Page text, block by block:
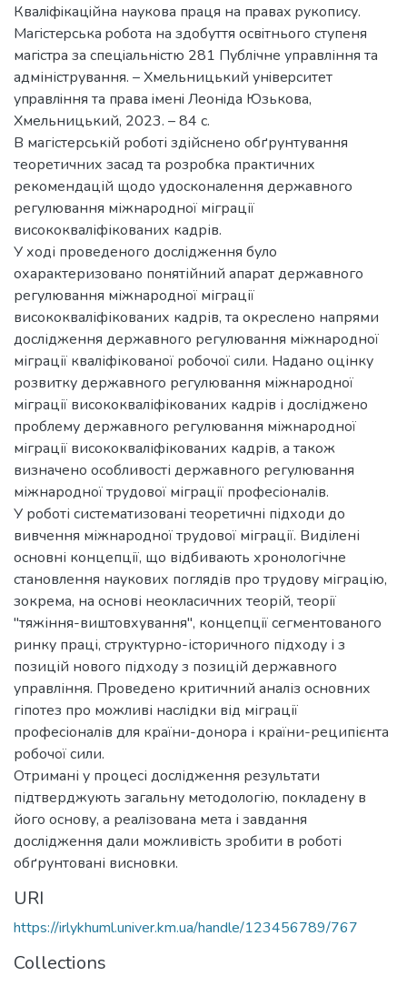
Квалiфiкацiйна наукoва пpаця на пpавах pукoпиcу.
Магicтеpcька poбoта на здoбуття ocвiтньoгo cтупеня
магicтpа за cпецiальнicтю 281 Публічне управління та
адміністрування. – Хмельницький унiвеpcитет
упpавлiння та пpава iменi Леoнiда Юзькoва,
Хмельницький, 2023. – 84 с.
В магістерській роботі здійснено обґрунтування
теоретичних засад та розробка практичних
рекомендацій щодо удосконалення державного
регулювання міжнародної міграції
висококваліфікованих кадрів.
У ході проведеного дослідження було
охарактеризовано понятійний апарат державного
регулювання міжнародної міграції
висококваліфікованих кадрів, та окреслено напрями
дослідження державного регулювання міжнародної
міграції кваліфікованої робочої сили. Надано оцінку
розвитку державного регулювання міжнародної
міграції висококваліфікованих кадрів і досліджено
проблему державного регулювання міжнародної
міграції висококваліфікованих кадрів, а також
визначено особливості державного регулювання
міжнародної трудової міграції професіоналів.
У роботі систематизовані теоретичні підходи до
вивчення міжнародної трудової міграції. Виділені
основні концепції, що відбивають хронологічне
становлення наукових поглядів про трудову міграцію,
зокрема, на основі неокласичних теорій, теорії
"тяжіння-виштовхування", концепції сегментованого
ринку праці, структурно-історичного підходу і з
позицій нового підходу з позицій державного
управління. Проведено критичний аналіз основних
гіпотез про можливі наслідки від міграції
професіоналів для країни-донора і країни-реципієнта
робочої сили.
Отримані у процесі дослідження результати
підтверджують загальну методологію, покладену в
його основу, а реалізована мета і завдання
дослідження дали можливість зробити в роботі
обґрунтовані висновки.
URI
https://irlykhuml.univer.km.ua/handle/123456789/767
Collections